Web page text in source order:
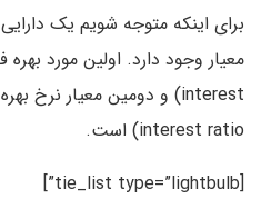
برای اینکه متوجه شویم یک دارایی
interest ratio) است.
[tie_list type=”lightbulb”]